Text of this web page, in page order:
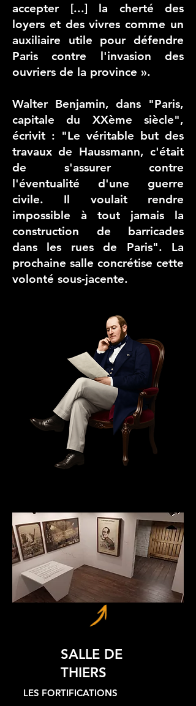
accepter [...] la cherté des
loyers et des vivres comme un
auxiliaire utile pour défendre
Paris contre l'invasion des
ouvriers de la province ».
Walter Benjamin, dans "Paris,
capitale du XXème siècle",
écrivit : "Le véritable but des
travaux de Haussmann, c'était
de s'assurer contre
l'éventualité d'une guerre
civile. Il voulait rendre
impossible à tout jamais la
construction de barricades
dans les rues de Paris". La
prochaine salle concrétise cette
volonté sous-jacente.
SALLE DE
THIERS
LES FORTIFICATIONS